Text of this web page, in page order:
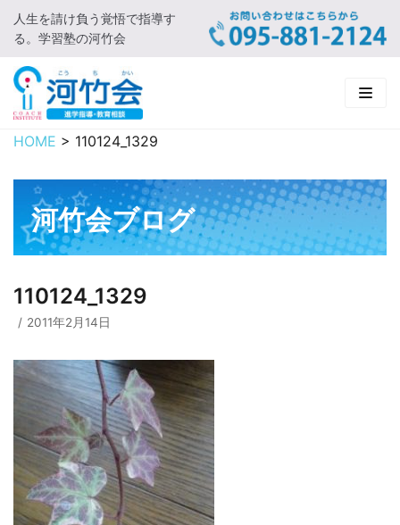
コ
ン
テ
ン
ツ
に
キ
プ
人生を請け負う覚悟で指導す
る。学習塾の河竹会
HOME
新着情報
□ お知らせ
河竹会について
□ 河竹会について
□ よくあるご質問
□ 小学部
□ 高校部
□ 有料体験指導
実 績
□ 2019年合格体験記
HOME > 110124_1329
河竹会ブログ
110124_1329
2011年2月14日